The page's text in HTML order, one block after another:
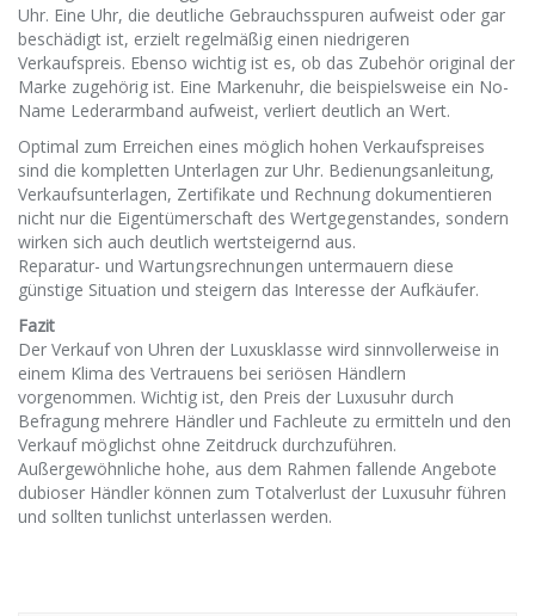
Uhr. Eine Uhr, die deutliche Gebrauchsspuren aufweist oder gar
beschädigt ist, erzielt regelmäßig einen niedrigeren
Verkaufspreis. Ebenso wichtig ist es, ob das Zubehör original der
Marke zugehörig ist. Eine Markenuhr, die beispielsweise ein No-
Name Lederarmband aufweist, verliert deutlich an Wert.
Optimal zum Erreichen eines möglich hohen Verkaufspreises
sind die kompletten Unterlagen zur Uhr. Bedienungsanleitung,
Verkaufsunterlagen, Zertifikate und Rechnung dokumentieren
nicht nur die Eigentümerschaft des Wertgegenstandes, sondern
wirken sich auch deutlich wertsteigernd aus.
Reparatur- und Wartungsrechnungen untermauern diese
günstige Situation und steigern das Interesse der Aufkäufer.
Fazit
Der Verkauf von Uhren der Luxusklasse wird sinnvollerweise in
einem Klima des Vertrauens bei seriösen Händlern
vorgenommen. Wichtig ist, den Preis der Luxusuhr durch
Befragung mehrere Händler und Fachleute zu ermitteln und den
Verkauf möglichst ohne Zeitdruck durchzuführen.
Außergewöhnliche hohe, aus dem Rahmen fallende Angebote
dubioser Händler können zum Totalverlust der Luxusuhr führen
und sollten tunlichst unterlassen werden.